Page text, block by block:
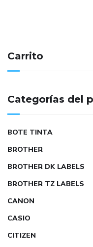
Carrito
Categorías del
BOTE TINTA
BROTHER
BROTHER DK LABELS
BROTHER TZ LABELS
CANON
CASIO
CITIZEN